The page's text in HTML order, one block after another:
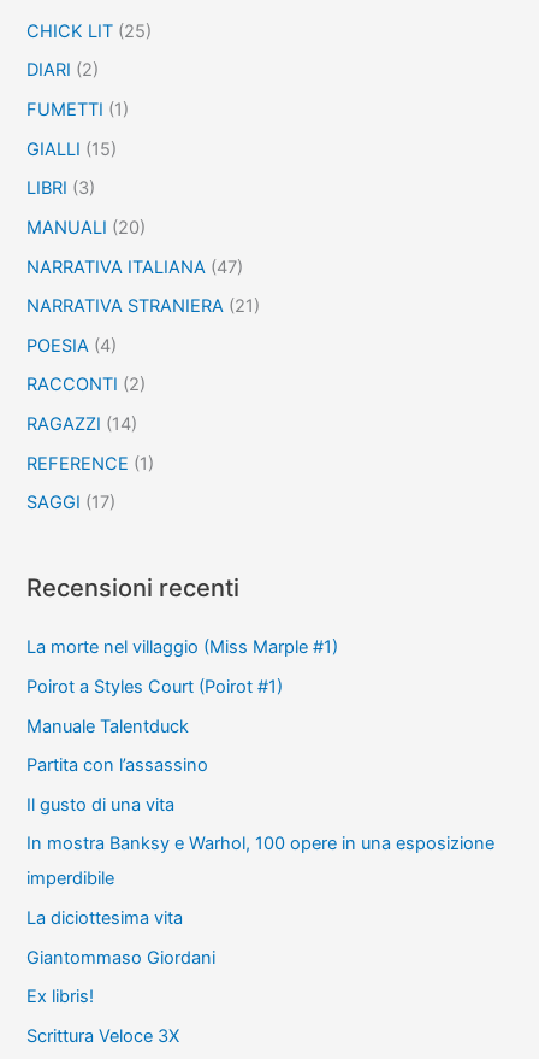
CHICK LIT (25)
DIARI (2)
FUMETTI (1)
GIALLI (15)
LIBRI (3)
MANUALI (20)
NARRATIVA ITALIANA (47)
NARRATIVA STRANIERA (21)
POESIA (4)
RACCONTI (2)
RAGAZZI (14)
REFERENCE (1)
SAGGI (17)
Recensioni recenti
La morte nel villaggio (Miss Marple #1)
Poirot a Styles Court (Poirot #1)
Manuale Talentduck
Partita con l’assassino
Il gusto di una vita
In mostra Banksy e Warhol, 100 opere in una esposizione
imperdibile
La diciottesima vita
Giantommaso Giordani
Ex libris!
Scrittura Veloce 3X